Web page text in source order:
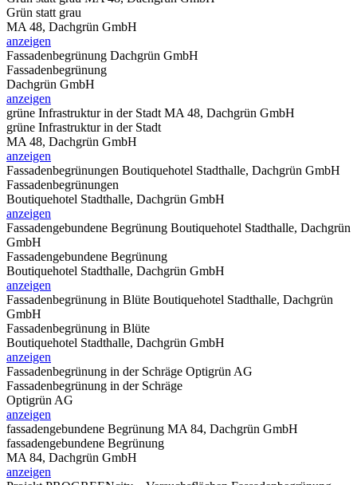
Grün statt grau
MA 48, Dachgrün GmbH
anzeigen
Fassadenbegrünung Dachgrün GmbH
Fassadenbegrünung
Dachgrün GmbH
anzeigen
grüne Infrastruktur in der Stadt MA 48, Dachgrün GmbH
grüne Infrastruktur in der Stadt
MA 48, Dachgrün GmbH
anzeigen
Fassadenbegrünungen Boutiquehotel Stadthalle, Dachgrün GmbH
Fassadenbegrünungen
Boutiquehotel Stadthalle, Dachgrün GmbH
anzeigen
Fassadengebundene Begrünung Boutiquehotel Stadthalle, Dachgrün
GmbH
Fassadengebundene Begrünung
Boutiquehotel Stadthalle, Dachgrün GmbH
anzeigen
Fassadenbegrünung in Blüte Boutiquehotel Stadthalle, Dachgrün
GmbH
Fassadenbegrünung in Blüte
Boutiquehotel Stadthalle, Dachgrün GmbH
anzeigen
Fassadenbegrünung in der Schräge Optigrün AG
Fassadenbegrünung in der Schräge
Optigrün AG
anzeigen
fassadengebundene Begrünung MA 84, Dachgrün GmbH
fassadengebundene Begrünung
MA 84, Dachgrün GmbH
anzeigen